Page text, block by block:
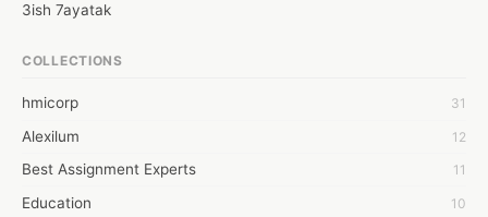
3ish 7ayatak
6wresearch Market
7Dollar Essays
7day fly
A JPrasad
COLLECTIONS
hmicorp 31
Alexilum 12
Best Assignment Experts 11
Education 10